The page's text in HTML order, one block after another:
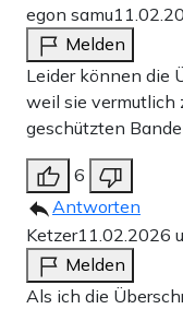
egon samu
Melden
Leider können die
weil sie vermutlich
geschützten
6
Antworten
Ketzer11.02.2026
Melden
Als ich die